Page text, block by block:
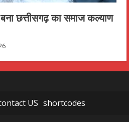
छत्तीसगढ़ का समाज कल्याण
US shortcodes